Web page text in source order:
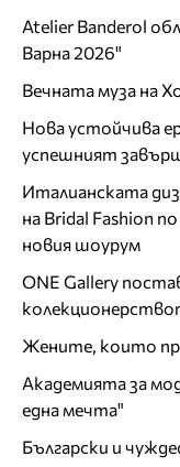
Atelier Banderol
Варна 2026"
Вечната муза на
Нова устойчива
успешният
Италианската
на Bridal Fashion
новия шоурум
ONE Gallery
Жените, които
Академията за
една мечта"
Български и